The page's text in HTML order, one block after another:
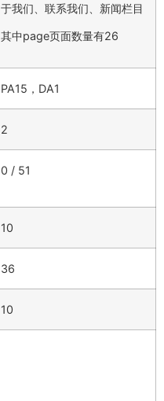
于我们、联系我们、新闻栏目
其中page页面数量有26
PA15，DA1
2
0 / 51
10
36
10